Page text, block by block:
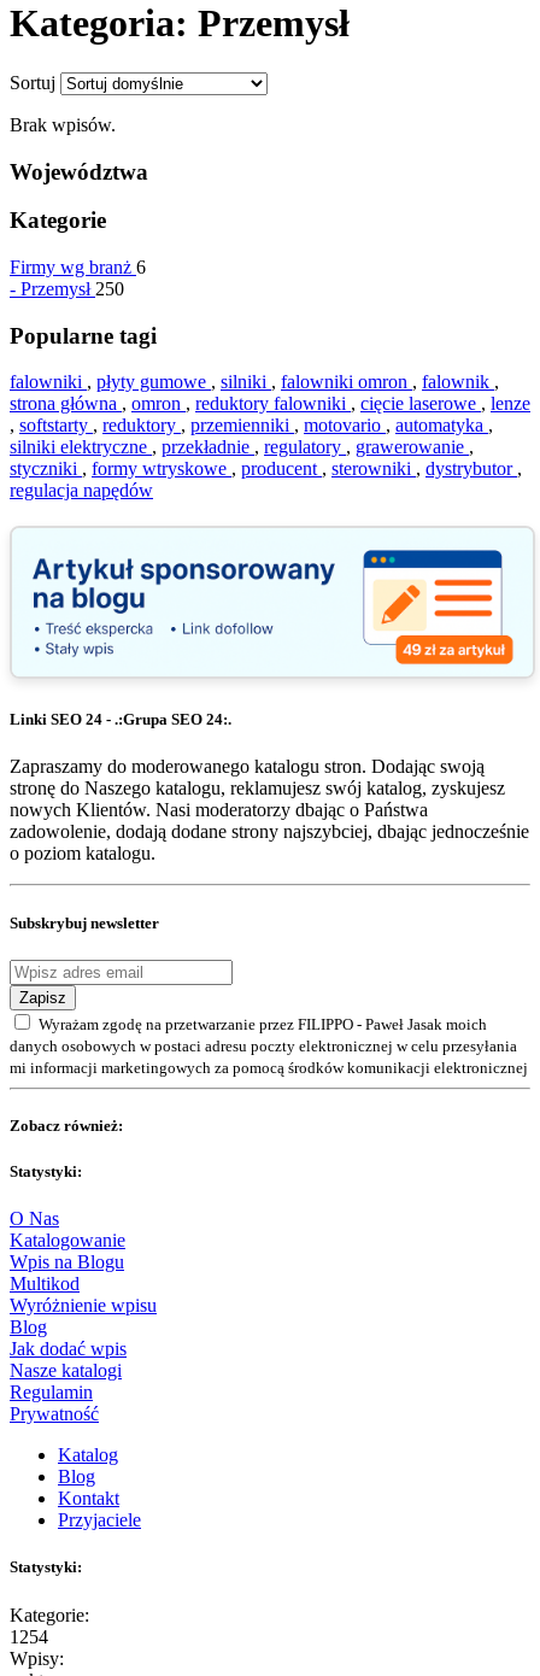
Kategoria: Przemysł
Sortuj
Brak wpisów.
Województwa
Kategorie
Firmy wg branż 6
- Przemysł 250
Popularne tagi
falowniki , płyty gumowe , silniki , falowniki omron , falownik ,
strona główna , omron , reduktory falowniki , cięcie laserowe , lenze
, softstarty , reduktory , przemienniki , motovario , automatyka ,
silniki elektryczne , przekładnie , regulatory , grawerowanie ,
styczniki , formy wtryskowe , producent , sterowniki , dystrybutor ,
regulacja napędów
Linki SEO 24 - .:Grupa SEO 24:.
Zapraszamy do moderowanego katalogu stron. Dodając swoją
stronę do Naszego katalogu, reklamujesz swój katalog, zyskujesz
nowych Klientów. Nasi moderatorzy dbając o Państwa
zadowolenie, dodają dodane strony najszybciej, dbając jednocześnie
o poziom katalogu.
Subskrybuj newsletter
Zapisz
Wyrażam zgodę na przetwarzanie przez FILIPPO - Paweł Jasak moich
danych osobowych w postaci adresu poczty elektronicznej w celu przesyłania
mi informacji marketingowych za pomocą środków komunikacji elektronicznej
Zobacz również:
Statystyki:
O Nas
Katalogowanie
Wpis na Blogu
Multikod
Wyróżnienie wpisu
Blog
Jak dodać wpis
Nasze katalogi
Regulamin
Prywatność
Katalog
Blog
Kontakt
Przyjaciele
Statystyki:
Kategorie:
1254
Wpisy: